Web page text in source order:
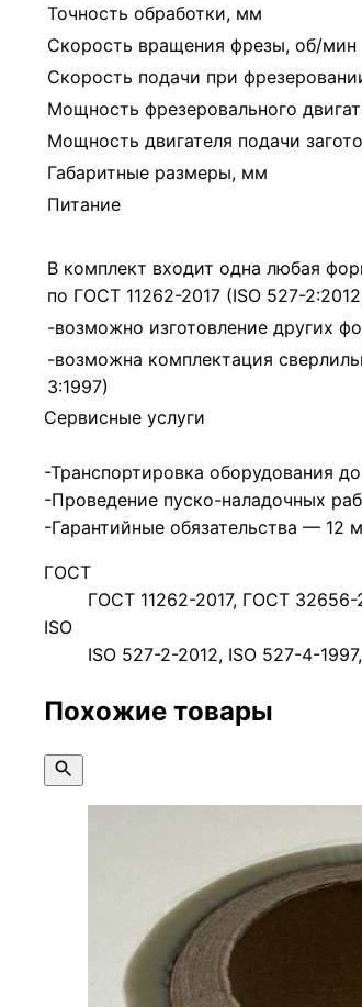
Точность обработки, мм
Скорость вращения фрезы, об/мин
Скорость подачи при
Мощность фрезеровального
Мощность двигателя подачи
Габаритные размеры, мм
Питание
В комплект входит одна любая
по ГОСТ 11262-2017 (ISO 527-
-возможно изготовление других
-возможна комплектация
3:1997)
Сервисные услуги
-Транспортировка оборудования
-Проведение пуско-наладочных
-Гарантийные обязательства — 12
ГОСТ
ГОСТ 11262-2017, ГОСТ
ISO
ISO 527-2-2012, ISO 527-4-
Похожие товары